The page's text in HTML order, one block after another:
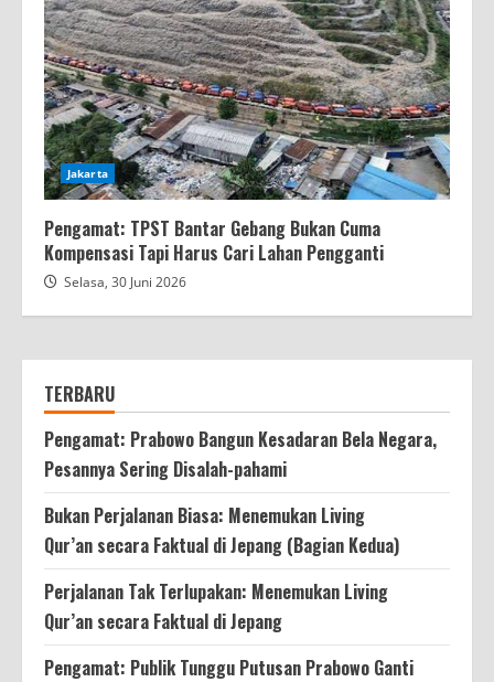
Jakarta
Pengamat: TPST Bantar Gebang Bukan Cuma
Kompensasi Tapi Harus Cari Lahan Pengganti
Selasa, 30 Juni 2026
TERBARU
Pengamat: Prabowo Bangun Kesadaran Bela Negara,
Pesannya Sering Disalah-pahami
Bukan Perjalanan Biasa: Menemukan Living
Qur’an secara Faktual di Jepang (Bagian Kedua)
Perjalanan Tak Terlupakan: Menemukan Living
Qur’an secara Faktual di Jepang
Pengamat: Publik Tunggu Putusan Prabowo Ganti